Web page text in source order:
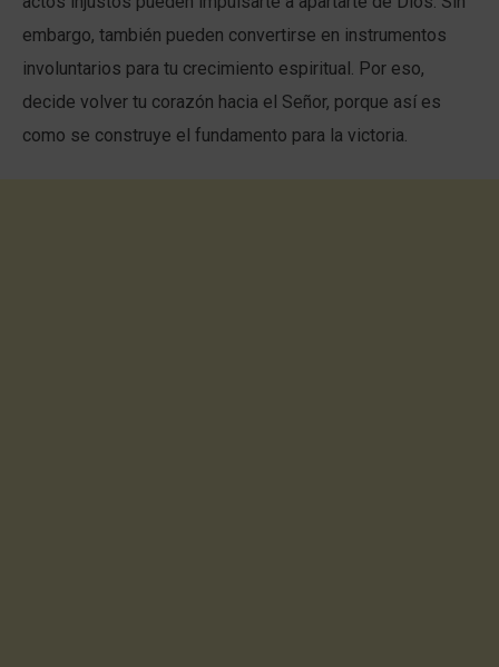
embargo, también pueden convertirse en instrumentos
involuntarios para tu crecimiento espiritual. Por eso,
decide volver tu corazón hacia el Señor, porque así es
como se construye el fundamento para la victoria.